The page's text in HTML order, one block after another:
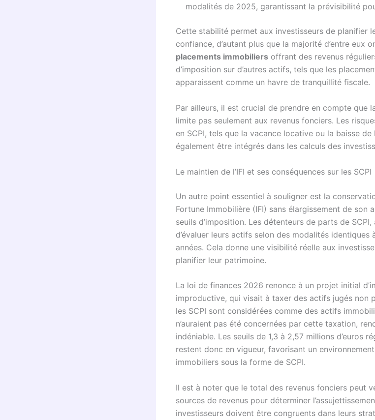
modalités de 2025, garantissant la prévisibilité
Cette stabilité permet aux investisseurs de planifier
confiance, d’autant plus que la majorité d’entre eux
placements immobiliers offrant des revenus
d’imposition sur d’autres actifs, tels que les
apparaissent comme un havre de tranquillité fiscale.
Par ailleurs, il est crucial de prendre en compte que
limite pas seulement aux revenus fonciers. Les
en SCPI, tels que la vacance locative ou la baisse
également être intégrés dans les calculs des
Le maintien de l’IFI et ses conséquences sur les SCPI
Un autre point essentiel à souligner est la
Fortune Immobilière (IFI) sans élargissement de son
seuils d’imposition. Les détenteurs de parts de SCPI,
d’évaluer leurs actifs selon des modalités identiques
années. Cela donne une visibilité réelle aux
planifier leur patrimoine.
La loi de finances 2026 renonce à un projet initial
improductive, qui visait à taxer des actifs jugés non
les SCPI sont considérées comme des actifs
n’auraient pas été concernées par cette taxation,
indéniable. Les seuils de 1,3 à 2,57 millions d’euros
restent donc en vigueur, favorisant un
immobiliers sous la forme de SCPI.
Il est à noter que le total des revenus fonciers peut
sources de revenus pour déterminer
investisseurs doivent être congruents dans leurs